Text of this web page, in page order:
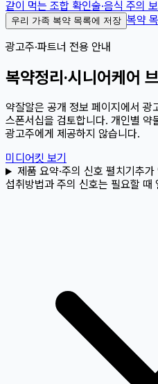
같이 먹는 조합 확인술·음식 주의
우리 가족 복약 목록에 저장 복약
광고주·파트너 전용 안내
복약정리·시니어케어
약잘알은 공개 정보 페이지에서 광
스폰서십을 검토합니다. 개인별 약
광고주에게 제공하지 않습니다.
미디어킷 보기
제품 요약·주의 신호 펼치기 추가
섭취방법과 주의 신호는 필요할 때